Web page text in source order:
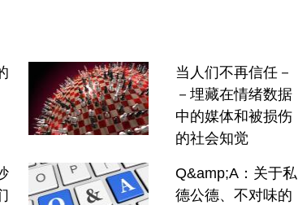
当人们不再信任－
－埋藏在情绪数据
中的媒体和被损伤
的社会知觉
Q&amp;A：关于私
德公德、不对味的